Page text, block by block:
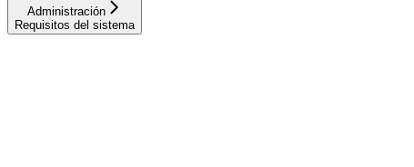
Administración
Requisitos del sistema